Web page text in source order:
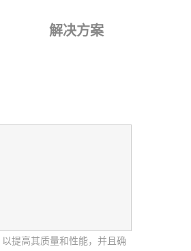
解决方案
提高其质量和性能，并且确